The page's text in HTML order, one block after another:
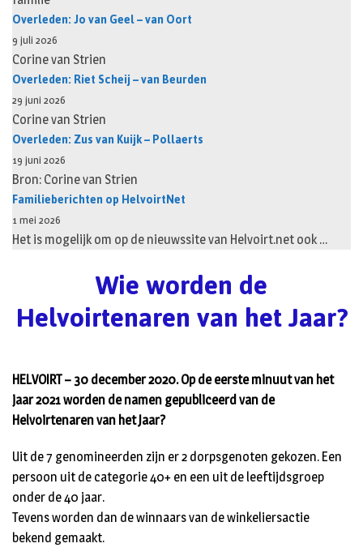
Overleden: Jo van Geel – van Oort
9 juli 2026
Corine van Strien
Overleden: Riet Scheij – van Beurden
29 juni 2026
Corine van Strien
Overleden: Zus van Kuijk – Pollaerts
19 juni 2026
Bron: Corine van Strien
Familieberichten op HelvoirtNet
1 mei 2026
Het is mogelijk om op de nieuwssite van Helvoirt.net ook …
Wie worden de
Helvoirtenaren van het Jaar?
HELVOIRT – 30 december 2020. Op de eerste minuut van het
jaar 2021 worden de namen gepubliceerd van de
Helvoirtenaren van het Jaar?
Uit de 7 genomineerden zijn er 2 dorpsgenoten gekozen. Een
persoon uit de categorie 40+ en een uit de leeftijdsgroep
onder de 40 jaar.
Tevens worden dan de winnaars van de winkeliersactie
bekend gemaakt.